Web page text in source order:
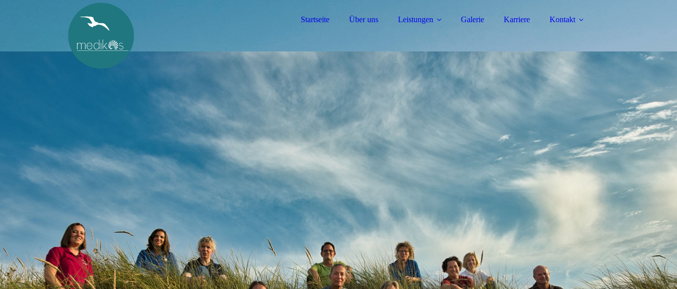
Startseite Über uns Leistungen Galerie Karriere Kontakt